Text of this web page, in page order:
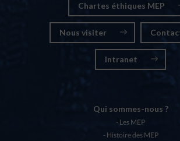
Chartes éthiques MEP
Nous visiter
Intranet
Qui sommes-nous ?
Les MEP
Histoire des MEP